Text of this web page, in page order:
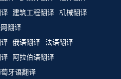
建筑工程翻译 机械翻译
翻译
俄语翻译
法语翻译
阿拉伯语翻译
牙语翻译